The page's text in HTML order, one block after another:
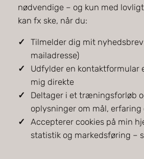
nødvendige – og kun med
kan fx ske, når du:
Tilmelder dig mit
mailadresse)
Udfylder en kontaktformular
mig direkte
Deltager i et træningsforløb
oplysninger om mål,
Accepterer cookies på min
statistik og markedsføring –